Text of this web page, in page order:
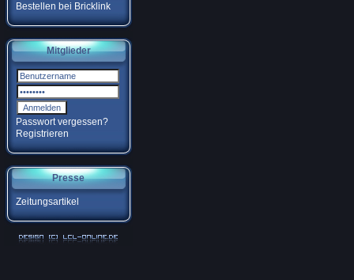
Bestellen bei Bricklink
Mitglieder
Passwort vergessen?
Registrieren
Presse
Zeitungsartikel